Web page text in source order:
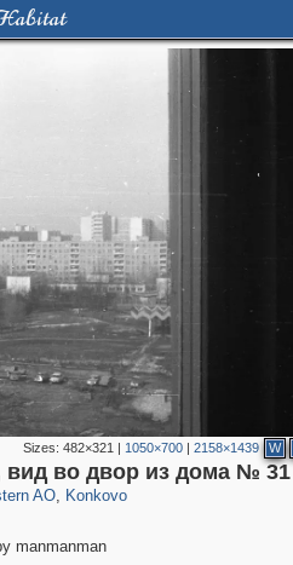
Habitat
Sizes: 482×321 | 1050×700| 2158×1439 W
вид во двор из дома № 31
AO, Konkovo
857 1
manmanman